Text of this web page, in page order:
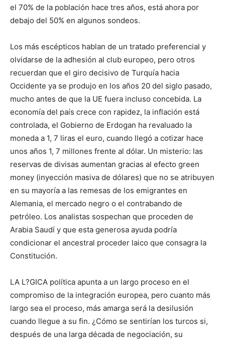
el 70% de la población hace tres años, está ahora por
debajo del 50% en algunos sondeos.
Los más escépticos hablan de un tratado preferencial y
olvidarse de la adhesión al club europeo, pero otros
recuerdan que el giro decisivo de Turquía hacia
Occidente ya se produjo en los años 20 del siglo pasado,
mucho antes de que la UE fuera incluso concebida. La
economía del país crece con rapidez, la inflación está
controlada, el Gobierno de Erdogan ha revaluado la
moneda a 1, 7 liras el euro, cuando llegó a cotizar hace
unos años 1, 7 millones frente al dólar. Un misterio: las
reservas de divisas aumentan gracias al efecto green
money (inyección masiva de dólares) que no se atribuyen
en su mayoría a las remesas de los emigrantes en
Alemania, el mercado negro o el contrabando de
petróleo. Los analistas sospechan que proceden de
Arabia Saudí y que esta generosa ayuda podría
condicionar el ancestral proceder laico que consagra la
Constitución.
LA L?GICA política apunta a un largo proceso en el
compromiso de la integración europea, pero cuanto más
largo sea el proceso, más amarga será la desilusión
cuando llegue a su fin. ¿Cómo se sentirían los turcos si,
después de una larga década de negociación, su